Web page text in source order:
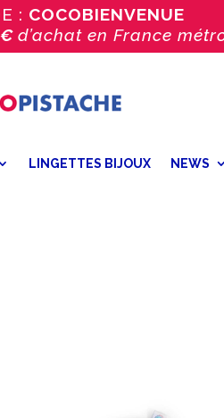
: COCOBIENVENUE
d’achat en France
LINGETTES BIJOUX NEWS